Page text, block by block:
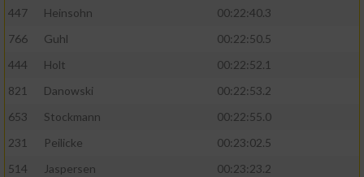
447
Heinsohn
00:22:40.3
766
Guhl
00:22:50.5
444
Holt
00:22:52.1
821
Danowski
00:22:53.2
653
Stockmann
00:22:55.0
231
Peilicke
00:23:02.5
514
Jaspersen
00:23:23.2